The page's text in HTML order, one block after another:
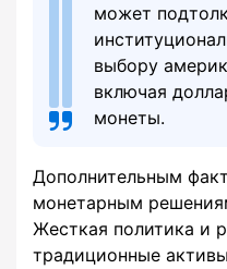
может
выбору
включая
монеты.
Дополнительным
монетарным
Жесткая политика и
традиционные